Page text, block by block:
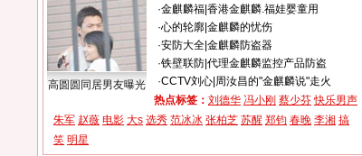
高圆圆同居男友曝光
·金麒麟福| 香港金麒麟.福娃婴童用
·心的轮廓| 金麒麟的忧伤
·安防大全| 金麒麟防盗器
·铁壁联防| 代理金麒麟监控产品防盗
·CCTV刘心| 周汝昌的"金麒麟说"走火
热点标签： 刘德华 冯小刚 蔡少芬 快乐男声
朱军 赵薇 电影 大s 选秀 范冰冰 张柏芝 苏醒 郑钧 春晚 李湘 搞
笑 明星